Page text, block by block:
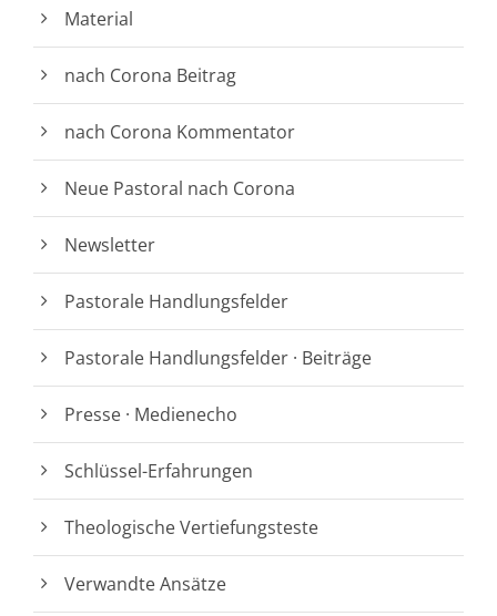
Material
nach Corona Beitrag
nach Corona Kommentator
Neue Pastoral nach Corona
Newsletter
Pastorale Handlungsfelder
Pastorale Handlungsfelder · Beiträge
Presse · Medienecho
Schlüssel-Erfahrungen
Theologische Vertiefungsteste
Verwandte Ansätze